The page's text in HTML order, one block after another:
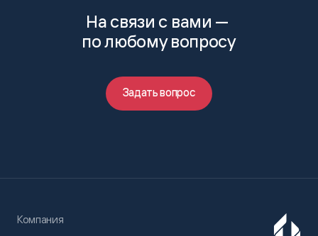
На связи с вами —
по любому вопросу
Задать вопрос
Компания